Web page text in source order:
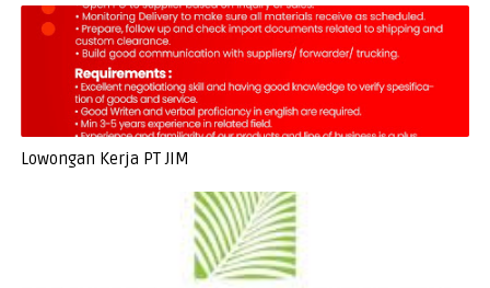
Lowongan Kerja PT JIM